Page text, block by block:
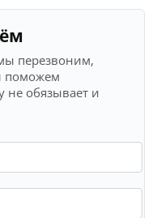
перезвоним,
поможем
не обязывает и